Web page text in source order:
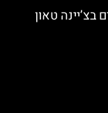
טאון